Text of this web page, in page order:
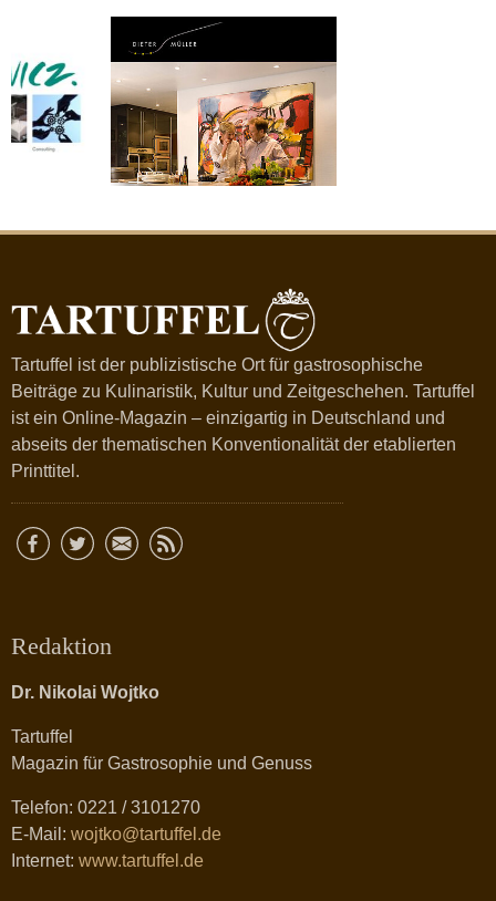
Tartuffel ist der publizistische Ort für gastrosophische
Beiträge zu Kulinaristik, Kultur und Zeitgeschehen. Tartuffel
ist ein Online-Magazin – einzigartig in Deutschland und
abseits der thematischen Konventionalität der etablierten
Printtitel.
Redaktion
Dr. Nikolai Wojtko
Tartuffel
Magazin für Gastrosophie und Genuss
Telefon: 0221 / 3101270
E-Mail: wojtko@tartuffel.de
Internet: www.tartuffel.de